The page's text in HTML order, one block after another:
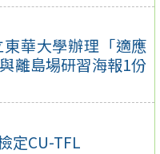
華大學辦理「適應
離島場研習海報1份
定CU-TFL